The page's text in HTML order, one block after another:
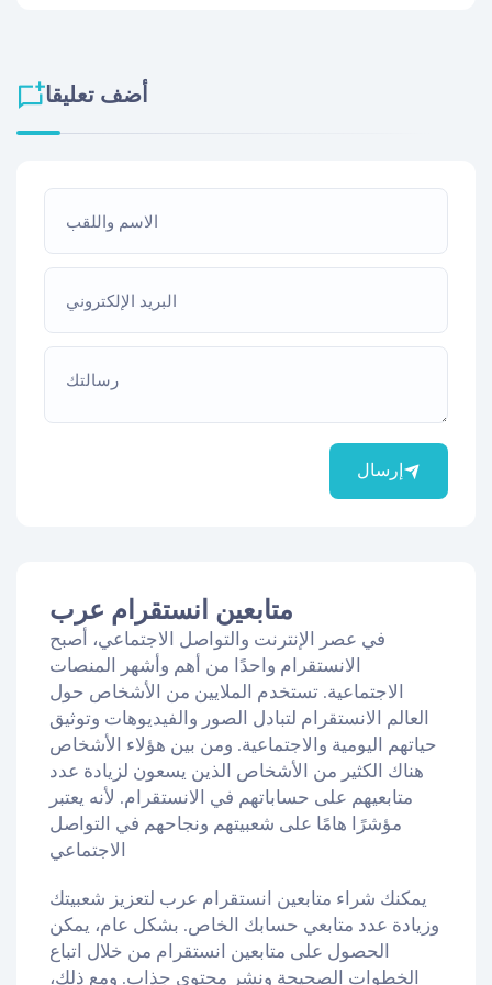
أضف تعليقا
الاسم واللقب
البريد الإلكتروني
رسالتك
إرسال
متابعين انستقرام عرب
في عصر الإنترنت والتواصل الاجتماعي، أصبح
الانستقرام واحدًا من أهم وأشهر المنصات
الاجتماعية. تستخدم الملايين من الأشخاص حول
العالم الانستقرام لتبادل الصور والفيديوهات وتوثيق
حياتهم اليومية والاجتماعية. ومن بين هؤلاء الأشخاص
هناك الكثير من الأشخاص الذين يسعون لزيادة عدد
متابعيهم على حساباتهم في الانستقرام. لأنه يعتبر
مؤشرًا هامًا على شعبيتهم ونجاحهم في التواصل
الاجتماعي
يمكنك شراء متابعين انستقرام عرب لتعزيز شعبيتك
وزيادة عدد متابعي حسابك الخاص. بشكل عام، يمكن
الحصول على متابعين انستقرام من خلال اتباع
الخطوات الصحيحة ونشر محتوى جذاب. ومع ذلك،